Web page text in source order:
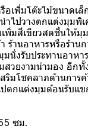
อเพิ่มโต๊ะไม้ขนาดเล็
ำไปวางตกแต่งมุมพิ
พิ่มสีเขียวสดชื่นให้
ร้านอาหารหรือร้าน
นั่งรับประทานอาหา
สวยงามน่ามอง อีก
ริมโชคลาภด้านการ
ตกแต่งมุมต้อนรับแข
ซม.